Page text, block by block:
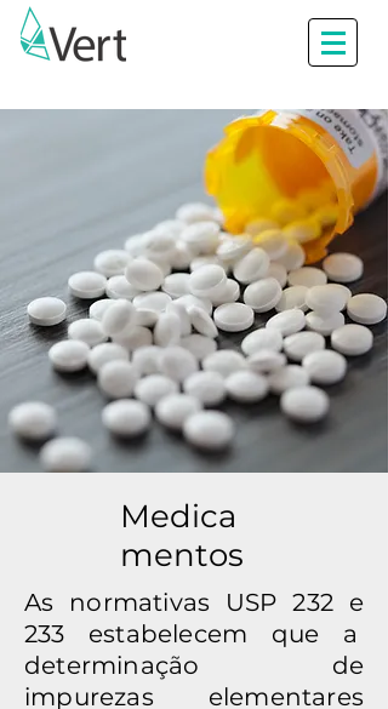
Medica
mentos
As normativas USP 232 e
233 estabelecem que a
determinação de
impurezas elementares